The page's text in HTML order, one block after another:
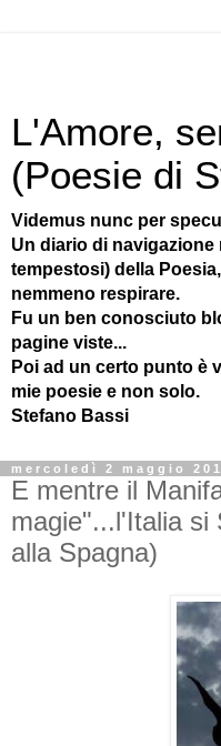
L'Amore,
(Poesie di
Videmus nunc per
Un diario di navigazione
tempestosi) della
nemmeno respirare.
Fu un ben conosciuto
pagine viste...
Poi ad un certo punto è
mie poesie e non solo.
Stefano Bassi
mercoledì 2 maggio
E mentre il
magie"...l'Italia si
alla Spagna)